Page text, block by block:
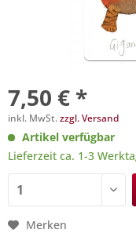
7,50 € *
inkl. MwSt.zzgl. Versand
Artikel verfügbar
Lieferzeit ca. 1-3
Merken